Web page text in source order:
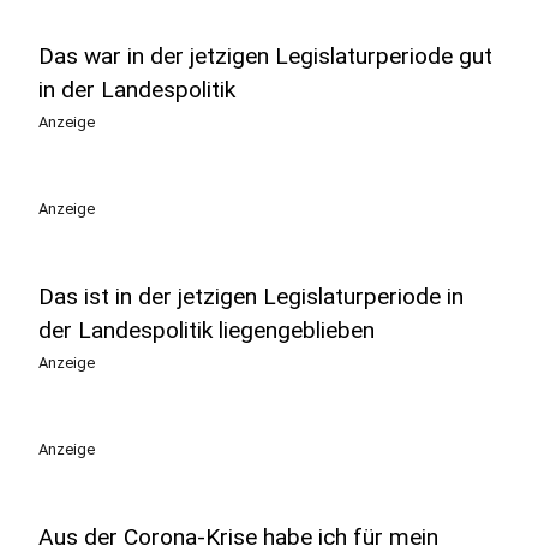
Das war in der jetzigen Legislaturperiode gut
in der Landespolitik
Anzeige
Anzeige
Das ist in der jetzigen Legislaturperiode in
der Landespolitik liegengeblieben
Anzeige
Anzeige
Aus der Corona-Krise habe ich für mein